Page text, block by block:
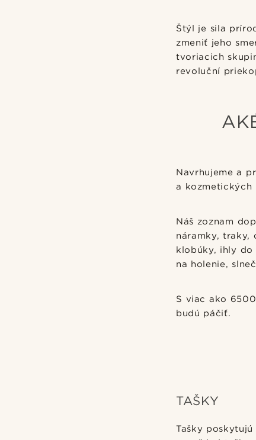
Štýl je sila
zmeniť jeho
tvoriacich
revoluční
Navrhujeme a
a kozmetických
Náš zoznam
náramky, traky,
klobúky, ihly do
na holenie,
S viac ako
budú páčiť.
TAŠKY
Tašky